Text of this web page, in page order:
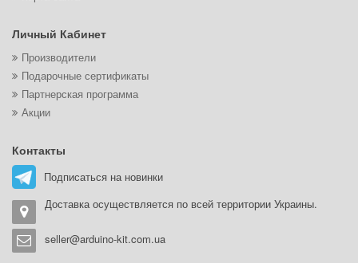
Личный Кабинет
Производители
Подарочные сертификаты
Партнерская программа
Акции
Контакты
Подписаться на новинки
Доставка осуществляется по всей территории Украины.
seller@arduino-kit.com.ua